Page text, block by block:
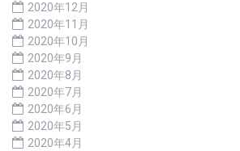
2020年12月
2020年11月
2020年10月
2020年9月
2020年8月
2020年7月
2020年6月
2020年5月
2020年4月